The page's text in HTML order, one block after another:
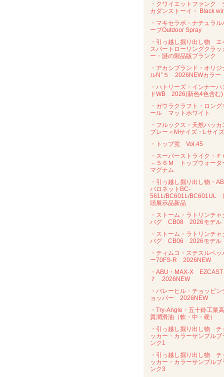
・クワイエットファンク
カダンストーイ・ Black
・マキセラボ・ナチュラル
ーブOutdoor Spray
・引っ越し掘り出し物 エ
スパートローリングクラッ
ー・謎の製品版ブランク
・アカシブランド・オリジ
ルN°５ 2026NEWカラー
・ハトリーズ・インナーハ
ドWB 2026(新色4色含む)
・ガウラクラフト・ロング
ール マットホワイト
・フルックス・天然ハッカ
プレー＜Mサイズ・Lサイ
・トップ党 Vol.45
・スーパーストライク・Ｆ
－５６Ｍ トップウォータ
マグナム
・引っ越し掘り出し物・
バロネットBC-
561L/BC601L/BC601UL
頭展示品新品
・ストーム・ラトリンチャ
バグ CB08 2026モデル
・ストーム・ラトリンチャ
バグ CB06 2026モデル
・ティムコ・ステスルペッ
ー70FS-R 2026NEW
・ABU・MAX-X EZCAST
７ 2026NEW
・バレーヒル・チョッピン
ョッパー 2026NEW
・Try-Angle・五十鈴工業
質潤滑油（軟・中・硬）
・引っ越し掘り出し物 チ
ッカー・カラーサンプルブ
ンク1
・引っ越し掘り出し物 チ
ッカー・カラーサンプルブ
ンク3